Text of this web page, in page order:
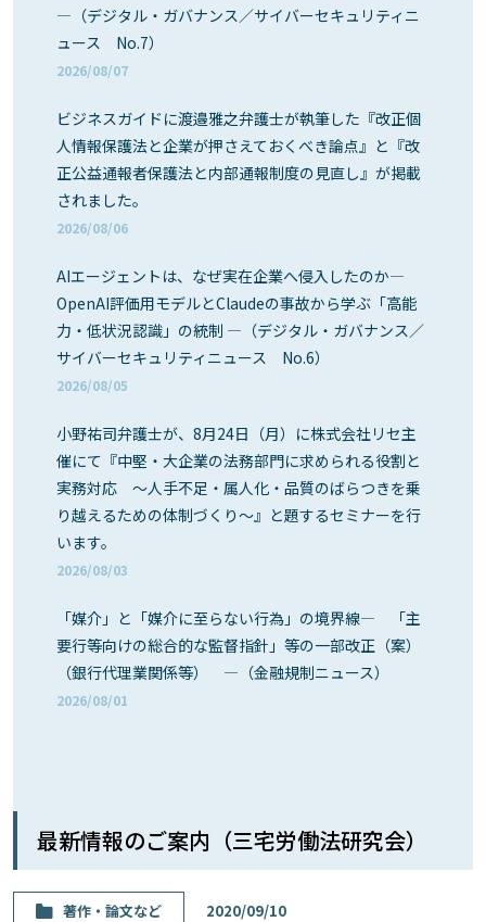
―（デジタル・ガバナンス／サイバーセキュリティニ
ュース No.7）
2026/08/07
ビジネスガイドに渡邉雅之弁護士が執筆した『改正個
人情報保護法と企業が押さえておくべき論点』と『改
正公益通報者保護法と内部通報制度の見直し』が掲載
されました。
2026/08/06
AIエージェントは、なぜ実在企業へ侵入したのか―
OpenAI評価用モデルとClaudeの事故から学ぶ「高能
力・低状況認識」の統制 ―（デジタル・ガバナンス／
サイバーセキュリティニュース No.6）
2026/08/05
小野祐司弁護士が、8月24日（月）に株式会社リセ主
催にて『中堅・大企業の法務部門に求められる役割と
実務対応 ～人手不足・属人化・品質のばらつきを乗
り越えるための体制づくり～』と題するセミナーを行
います。
2026/08/03
「媒介」と「媒介に至らない行為」の境界線― 「主
要行等向けの総合的な監督指針」等の一部改正（案）
（銀行代理業関係等） ―（金融規制ニュース）
2026/08/01
最新情報のご案内（三宅労働法研究会）
著作・論⽂など 2020/09/10